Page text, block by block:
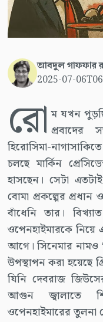
আবদুল গাফফার
2025-07-
রো ম যখন
প্রবাদের
হিরোসিমা-
চলছে মার্কিন
হাসছেন। সেটা
বোমা প্রকল্পের
বাঁধেনি তার।
ওপেনহাইমারকে নিয়ে
আগে। সিনেমার নামও
উপস্থাপন করা হয়েছে
যিনি দেবরাজ
আগুন জ্বালাতে
ওপেনহাইমারের তুলনা